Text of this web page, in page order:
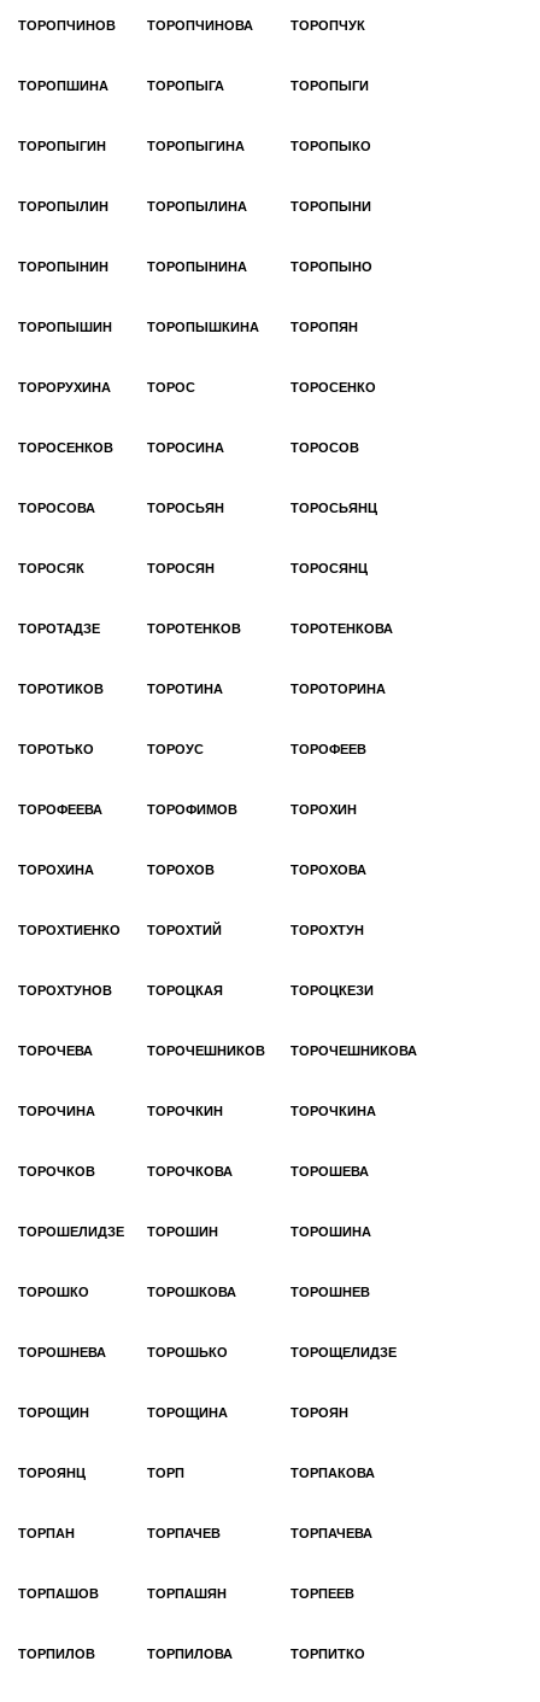
ТОРОПЧИНОВ ТОРОПЧИНОВА ТОРОПЧУК
ТОРОПШИНА ТОРОПЫГА ТОРОПЫГИ
ТОРОПЫГИН ТОРОПЫГИНА ТОРОПЫКО
ТОРОПЫЛИН ТОРОПЫЛИНА ТОРОПЫНИ
ТОРОПЫНИН ТОРОПЫНИНА ТОРОПЫНО
ТОРОПЫШИН ТОРОПЫШКИНА ТОРОПЯН
ТОРОРУХИНА ТОРОС ТОРОСЕНКО
ТОРОСЕНКОВ ТОРОСИНА ТОРОСОВ
ТОРОСОВА ТОРОСЬЯН ТОРОСЬЯНЦ
ТОРОСЯК ТОРОСЯН ТОРОСЯНЦ
ТОРОТАДЗЕ ТОРОТЕНКОВ ТОРОТЕНКОВА
ТОРОТИКОВ ТОРОТИНА ТОРОТОРИНА
ТОРОТЬКО ТОРОУС ТОРОФЕЕВ
ТОРОФЕЕВА ТОРОФИМОВ ТОРОХИН
ТОРОХИНА ТОРОХОВ ТОРОХОВА
ТОРОХТИЕНКО ТОРОХТИЙ ТОРОХТУН
ТОРОХТУНОВ ТОРОЦКАЯ ТОРОЦКЕЗИ
ТОРОЧЕВА ТОРОЧЕШНИКОВ ТОРОЧЕШНИКОВА
ТОРОЧИНА ТОРОЧКИН ТОРОЧКИНА
ТОРОЧКОВ ТОРОЧКОВА ТОРОШЕВА
ТОРОШЕЛИДЗЕ ТОРОШИН ТОРОШИНА
ТОРОШКО ТОРОШКОВА ТОРОШНЕВ
ТОРОШНЕВА ТОРОШЬКО ТОРОЩЕЛИДЗЕ
ТОРОЩИН ТОРОЩИНА ТОРОЯН
ТОРОЯНЦ ТОРП ТОРПАКОВА
ТОРПАН ТОРПАЧЕВ ТОРПАЧЕВА
ТОРПАШОВ ТОРПАШЯН ТОРПЕЕВ
ТОРПИЛОВ ТОРПИЛОВА ТОРПИТКО